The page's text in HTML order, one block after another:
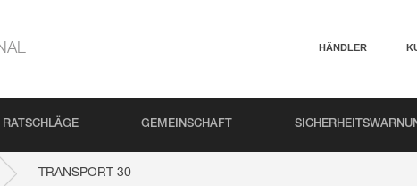
HÄNDLER
RATSCHLÄGE GEMEINSCHAFT
TRANSPORT 30